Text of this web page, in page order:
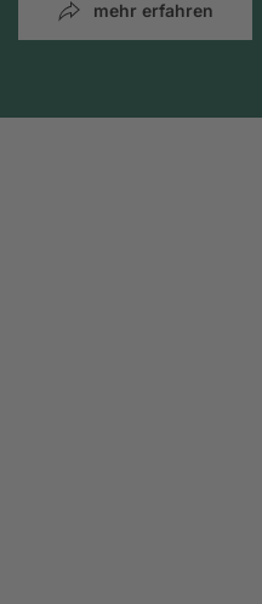
mehr erfahren